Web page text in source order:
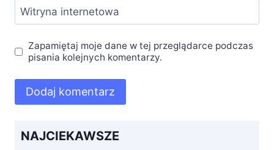
Witryna internetowa
Zapamiętaj moje dane w tej przeglądarce podczas
pisania kolejnych komentarzy.
NAJCIEKAWSZE